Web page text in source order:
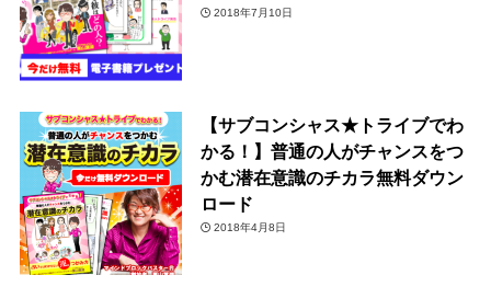
2018年7月10日
【サブコンシャス★トライブでわ
かる！】普通の人がチャンスをつ
かむ潜在意識のチカラ無料ダウン
ロード
2018年4月8日